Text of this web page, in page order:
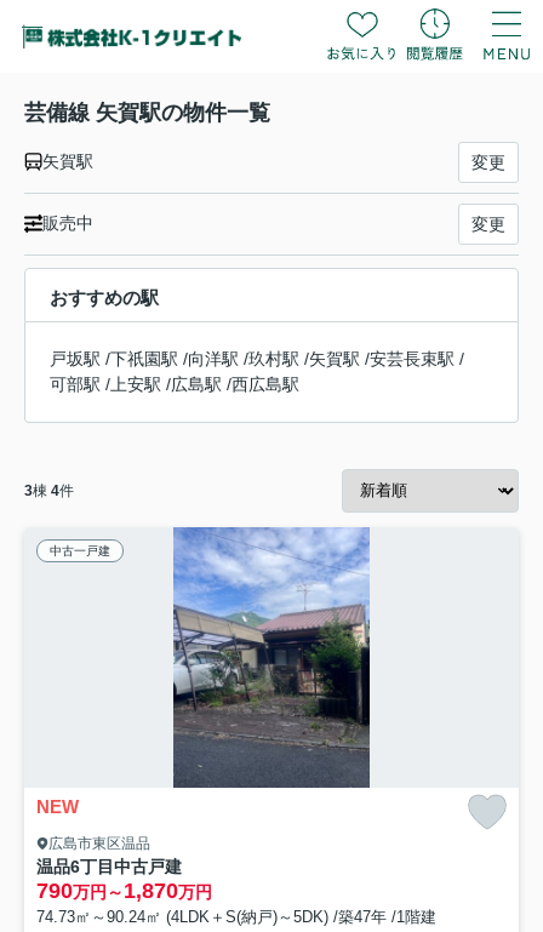
芸備線 矢賀駅の物件一覧
矢賀駅 変更
販売中 変更
おすすめの駅
戸坂駅 /下祇園駅 /向洋駅 /玖村駅 /矢賀駅 /安芸長束駅 /
可部駅 / 上安駅 /広島駅 /西広島駅
3棟 4件
中古一戸建
NEW
広島市東区温品
温品6丁目中古戸建
790万円～1,870万円
74.73㎡～90.24㎡ (4LDK＋S(納戸)～5DK) /築47年 /1階建